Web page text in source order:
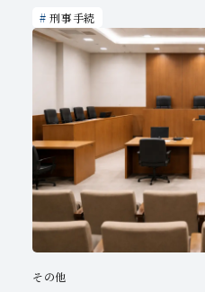
刑事手続
その他